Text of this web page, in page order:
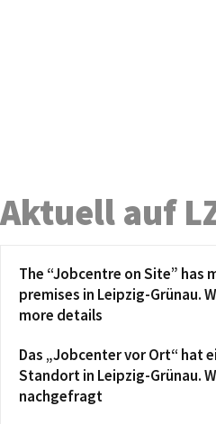
Aktuell auf
The “Jobcentre on Site” has
premises in Leipzig-Grünau.
more details
Das „Jobcenter vor Ort“ hat
Standort in Leipzig-Grünau.
nachgefragt